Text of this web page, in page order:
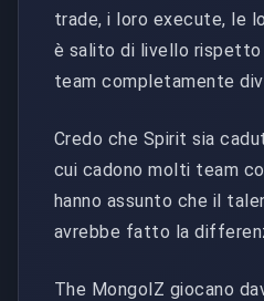
trade, i loro execute, le
è salito di livello rispetto
team completamente
Credo che Spirit sia
cui cadono molti team
hanno assunto che il
avrebbe fatto la
The MongolZ giocano